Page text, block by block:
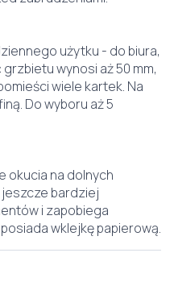
użytku - do biura,
wynosi aż 50 mm,
wiele kartek. Na
Do wyboru aż 5
okucia na dolnych
bardziej
i zapobiega
wklejkę papierową.